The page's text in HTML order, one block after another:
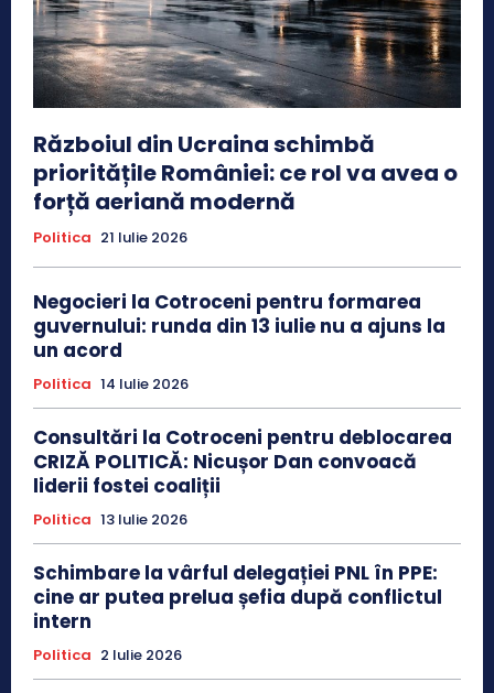
Războiul din Ucraina schimbă
prioritățile României: ce rol va avea o
forță aeriană modernă
Politica 21 Iulie 2026
Negocieri la Cotroceni pentru formarea
guvernului: runda din 13 iulie nu a ajuns la
un acord
Politica 14 Iulie 2026
Consultări la Cotroceni pentru deblocarea
CRIZĂ POLITICĂ: Nicușor Dan convoacă
liderii fostei coaliții
Politica 13 Iulie 2026
Schimbare la vârful delegației PNL în PPE:
cine ar putea prelua șefia după conflictul
intern
Politica 2 Iulie 2026